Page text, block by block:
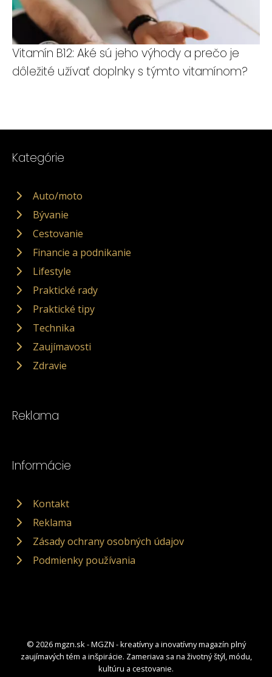
Vitamín B12: Aké sú jeho výhody a prečo je
dôležité užívať doplnky s týmto vitamínom?
Kategórie
Auto/moto
Bývanie
Cestovanie
Financie a podnikanie
Lifestyle
Praktické rady
Praktické tipy
Technika
Zaujímavosti
Zdravie
Reklama
Informácie
Kontakt
Reklama
Zásady ochrany osobných údajov
Podmienky používania
© 2026 mgzn.sk - MGZN - kreatívny a inovatívny magazín plný
zaujímavých tém a inšpirácie. Zameriava sa na životný štýl, módu,
kultúru a cestovanie.